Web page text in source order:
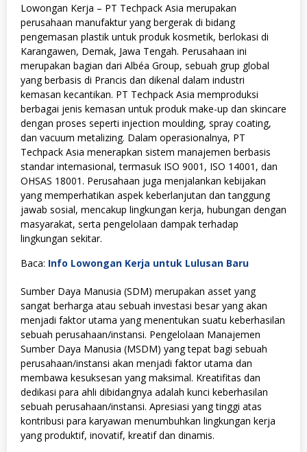
Lowongan Kerja – PT Techpack Asia merupakan
perusahaan manufaktur yang bergerak di bidang
pengemasan plastik untuk produk kosmetik, berlokasi di
Karangawen, Demak, Jawa Tengah. Perusahaan ini
merupakan bagian dari Albéa Group, sebuah grup global
yang berbasis di Prancis dan dikenal dalam industri
kemasan kecantikan. PT Techpack Asia memproduksi
berbagai jenis kemasan untuk produk make-up dan skincare
dengan proses seperti injection moulding, spray coating,
dan vacuum metalizing. Dalam operasionalnya, PT
Techpack Asia menerapkan sistem manajemen berbasis
standar internasional, termasuk ISO 9001, ISO 14001, dan
OHSAS 18001. Perusahaan juga menjalankan kebijakan
yang memperhatikan aspek keberlanjutan dan tanggung
jawab sosial, mencakup lingkungan kerja, hubungan dengan
masyarakat, serta pengelolaan dampak terhadap
lingkungan sekitar.
Baca: Info Lowongan Kerja untuk Lulusan Baru
Sumber Daya Manusia (SDM) merupakan asset yang
sangat berharga atau sebuah investasi besar yang akan
menjadi faktor utama yang menentukan suatu keberhasilan
sebuah perusahaan/instansi. Pengelolaan Manajemen
Sumber Daya Manusia (MSDM) yang tepat bagi sebuah
perusahaan/instansi akan menjadi faktor utama dan
membawa kesuksesan yang maksimal. Kreatifitas dan
dedikasi para ahli dibidangnya adalah kunci keberhasilan
sebuah perusahaan/instansi. Apresiasi yang tinggi atas
kontribusi para karyawan menumbuhkan lingkungan kerja
yang produktif, inovatif, kreatif dan dinamis.